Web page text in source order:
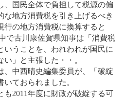
、国民全体で負担して税源の偏
な地方消費税を引き上げるべき
行の地方消費税に換算すると
で古川康佐賀県知事は「消費税
いうことを、われわれが国民に
」と主張した・・。
、中西晴史編集委員が、「破綻
ておられました。
も2011年度に財政が破綻する可